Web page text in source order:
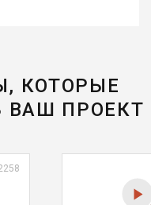
КОТОРЫЕ
ВАШ ПРОЕКТ